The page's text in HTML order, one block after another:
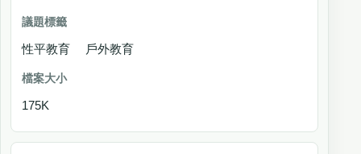
性平教育 戶外教育
175K